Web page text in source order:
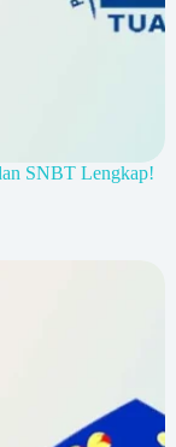
SNBT Lengkap!